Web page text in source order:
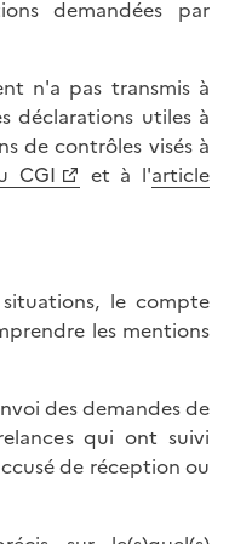
demandées par
n'a pas transmis à
déclarations utiles à
de contrôles visés à
CGI et à l'article
le compte
les mentions
des demandes de
qui ont suivi
de réception ou